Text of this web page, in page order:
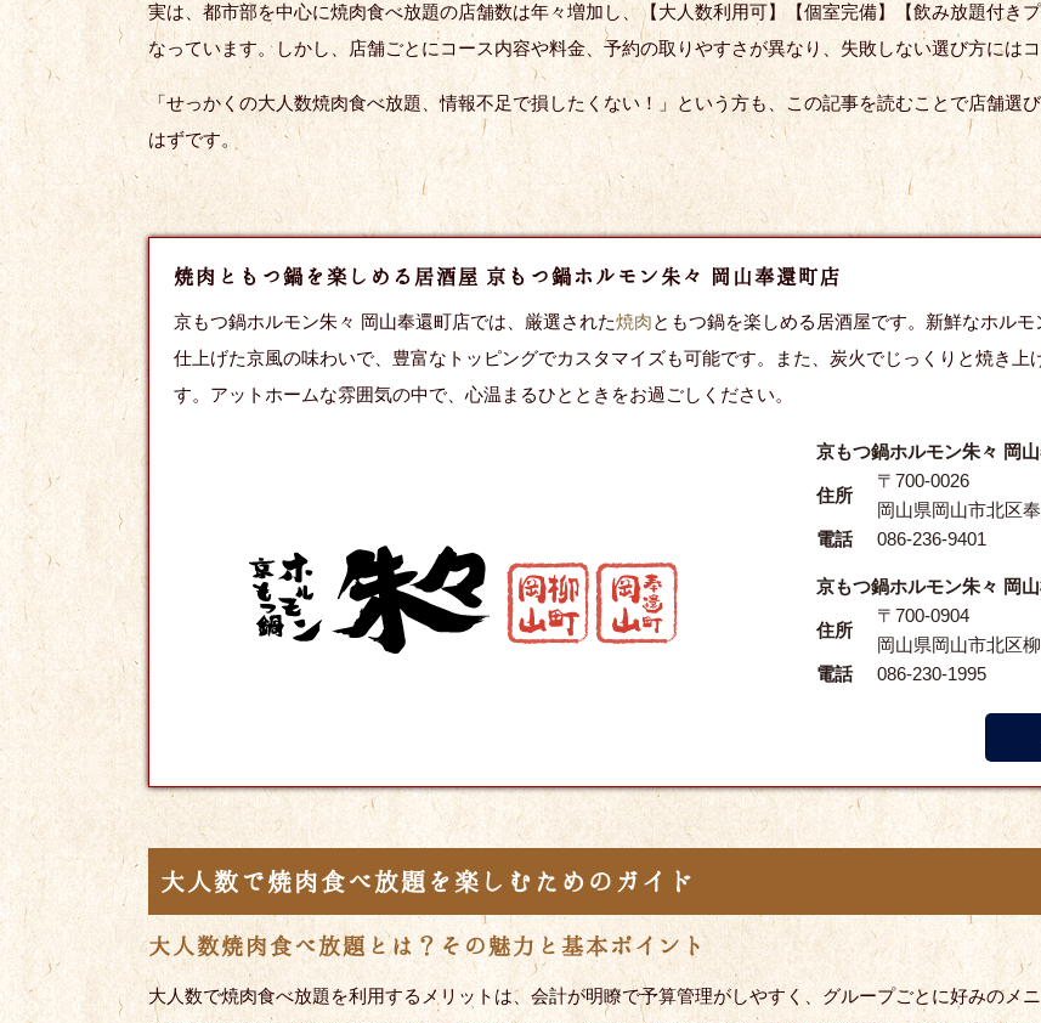
実は、都市部を中心に焼肉食べ放題の店舗数は年々増加し、【大人数利用可】【個室完備】【飲み放題付き
なっています。しかし、店舗ごとにコース内容や料金、予約の取りやすさが異なり、失敗しない選び方には
「せっかくの大人数焼肉食べ放題、情報不足で損したくない！」という方も、この記事を読むことで店舗選
はずです。
焼肉ともつ鍋を楽しめる居酒屋 京もつ鍋ホルモン朱々 岡山奉還町店
京もつ鍋ホルモン朱々 岡山奉還町店では、厳選された焼肉ともつ鍋を楽しめる居酒屋です。新鮮なホル
仕上げた京風の味わいで、豊富なトッピングでカスタマイズも可能です。また、炭火でじっくりと焼き上
す。アットホームな雰囲気の中で、心温まるひとときをお過ごしください。
京もつ鍋ホルモン朱々 岡
住所
〒700-0026
岡山県岡山市北区
電話
086-236-9401
京もつ鍋ホルモン朱々 岡
住所
〒700-0904
岡山県岡山市北区
電話
086-230-1995
大人数で焼肉食べ放題を楽しむためのガイド
大人数焼肉食べ放題とは？その魅力と基本ポイント
大人数で焼肉食べ放題を利用するメリットは、会計が明瞭で予算管理がしやすく、グループごとに好みのメ